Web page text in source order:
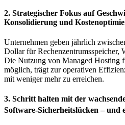
2. Strategischer Fokus auf
Konsolidierung und
Unternehmen geben jährlich
Dollar für Rechenzentrumsspeicher,
Die Nutzung von Managed Hosting
möglich, trägt zur operativen
mit weniger mehr zu erreichen.
3. Schritt halten mit der
Software-Sicherheitslücken – und